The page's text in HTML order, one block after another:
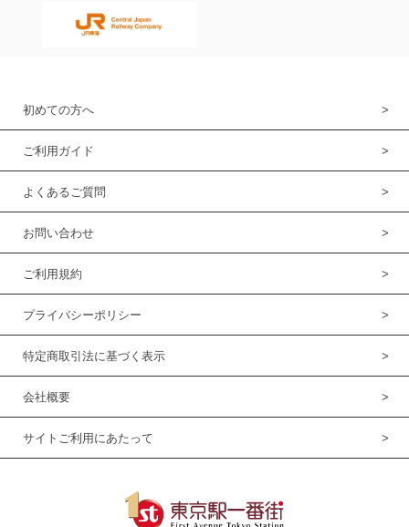
初めての方へ
ご利用ガイド
よくあるご質問
お問い合わせ
ご利用規約
プライバシーポリシー
特定商取引法に基づく表示
会社概要
サイトご利用にあたって